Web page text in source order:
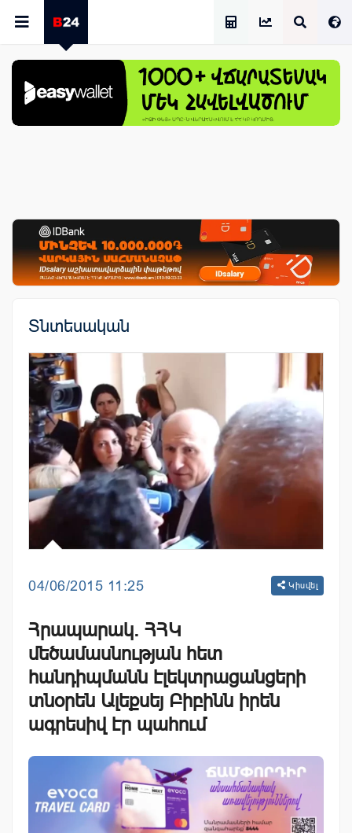
Տնտեսական
04/06/2015 11:25 Կիսվել
Հրապարակ. ՀՀԿ
մեծամասնության հետ
հանդիպմանն էլեկտրացանցերի
տնօրեն Ալեքսեյ Բիբինն իրեն
ագրեսիվ էր պահում